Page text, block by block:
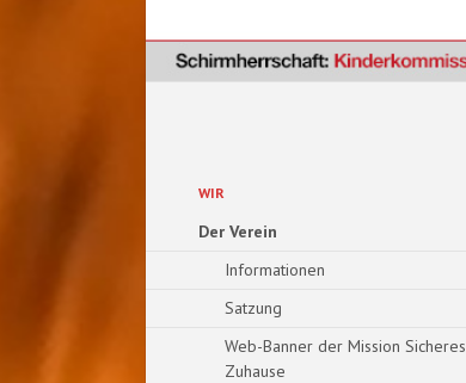
Navigation
WIR
Der Verein
Informationen
Satzung
Web-Banner der Mission Sicheres
Zuhause